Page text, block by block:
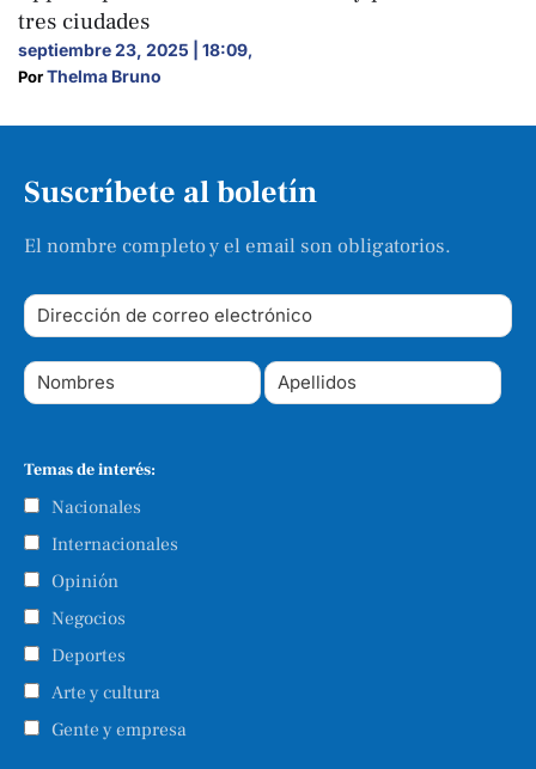
tres ciudades
septiembre 23, 2025 | 18:09,
Por Thelma Bruno
Suscríbete al boletín
El nombre completo y el email son obligatorios.
Temas de interés:
Nacionales
Internacionales
Opinión
Negocios
Deportes
Arte y cultura
Gente y empresa